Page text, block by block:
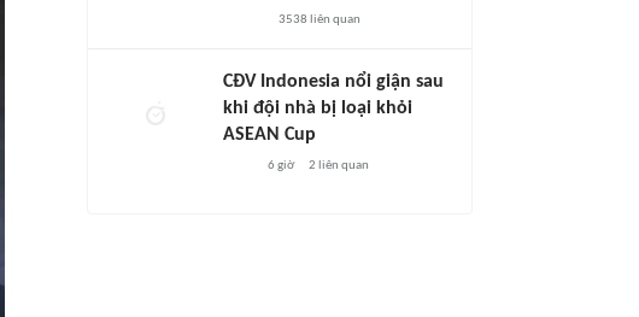
3538 liên quan
CĐV Indonesia nổi giận sau
khi đội nhà bị loại khỏi
ASEAN Cup
6 giờ 2 liên quan